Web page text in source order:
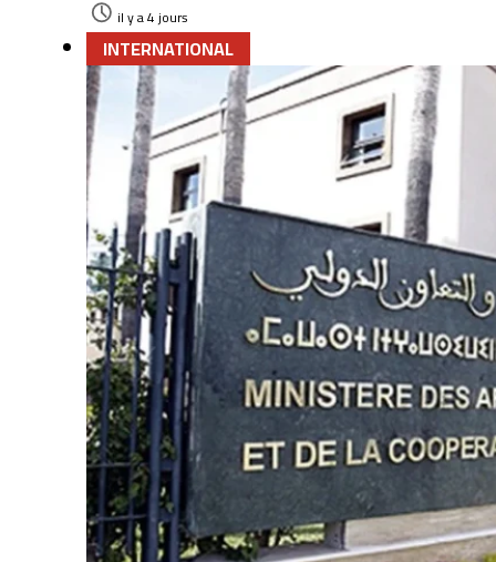
il y a 4 jours
INTERNATIONAL